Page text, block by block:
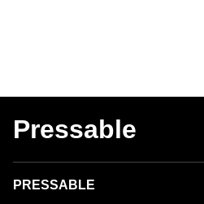
Pressable
PRESSABLE